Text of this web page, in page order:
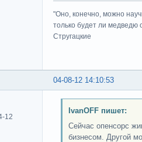
"Оно, конечно, можно
только будет ли медведю
Стругацкие
04-08-12 14:10:53
12
IvanOFF пишет:
Сейчас опенсорс
бизнесом. Другой